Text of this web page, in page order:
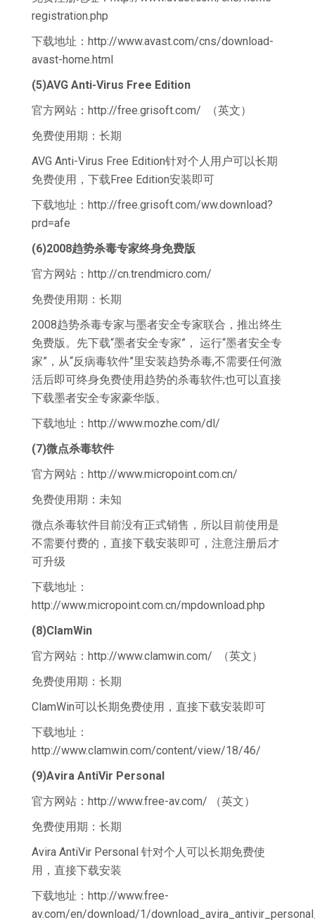
registration.php
下载地址：http://www.avast.com/cns/download-
avast-home.html
(5)AVG Anti-Virus Free Edition
官方网站：http://free.grisoft.com/ （英文）
免费使用期：长期
AVG Anti-Virus Free Edition针对个人用户可以长期
免费使用，下载Free Edition安装即可
下载地址：http://free.grisoft.com/ww.download?
prd=afe
(6)2008趋势杀毒专家终身免费版
官方网站：http://cn.trendmicro.com/
免费使用期：长期
2008趋势杀毒专家与墨者安全专家联合，推出终生
免费版。先下载“墨者安全专家”， 运行“墨者安全专
家”，从“反病毒软件”里安装趋势杀毒,不需要任何激
活后即可终身免费使用趋势的杀毒软件;也可以直接
下载墨者安全专家豪华版。
下载地址：http://www.mozhe.com/dl/
(7)微点杀毒软件
官方网站：http://www.micropoint.com.cn/
免费使用期：未知
微点杀毒软件目前没有正式销售，所以目前使用是
不需要付费的，直接下载安装即可，注意注册后才
可升级
下载地址：
http://www.micropoint.com.cn/mpdownload.php
(8)ClamWin
官方网站：http://www.clamwin.com/ （英文）
免费使用期：长期
ClamWin可以长期免费使用，直接下载安装即可
下载地址：
http://www.clamwin.com/content/view/18/46/
(9)Avira AntiVir Personal
官方网站：http://www.free-av.com/ （英文）
免费使用期：长期
Avira AntiVir Personal 针对个人可以长期免费使
用，直接下载安装
下载地址：http://www.free-
av.com/en/download/1/